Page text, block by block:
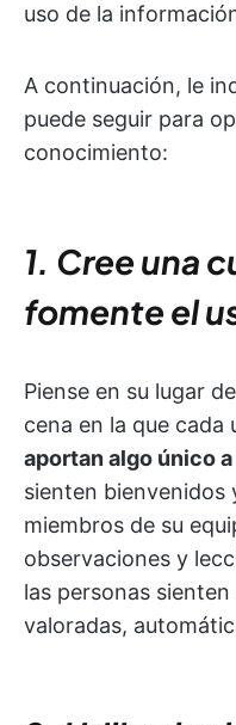
uso de la
A continuación, le
puede seguir para
conocimiento:
1. Cree una
fomente el
Piense en su lugar
cena en la que cada
aportan algo único a
sienten bienvenidos
miembros de su
observaciones y
las personas
valoradas,